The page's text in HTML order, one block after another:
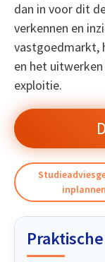
dan in voor dit
verkennen en
vastgoedmarkt,
en het
exploitie.
inplannen